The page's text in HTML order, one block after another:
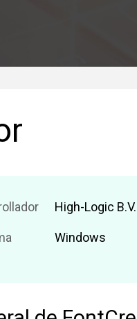
High-Logic B.V.
Windows